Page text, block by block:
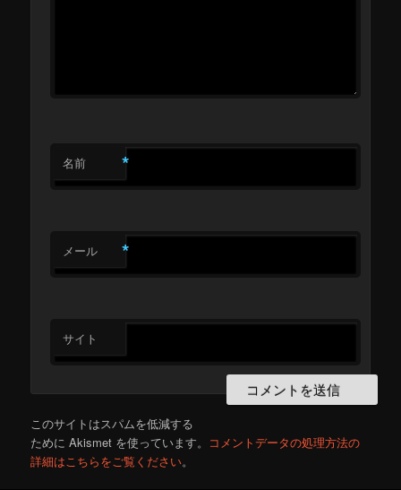
名前 *
メール *
サイト
このサイトはスパムを低減する
ために Akismet を使っています。 コメントデータの処理方法の
詳細はこちらをご覧ください。